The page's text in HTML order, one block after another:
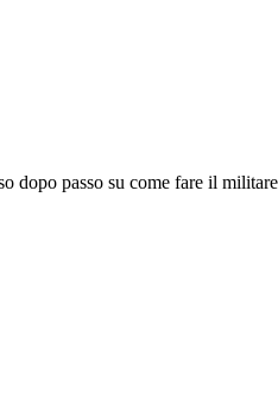
dopo passo su come fare il militare